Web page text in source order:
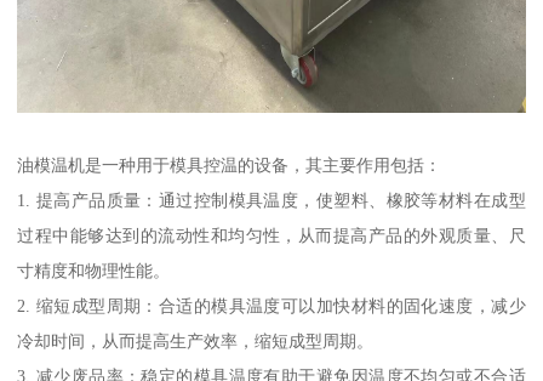
油模温机是一种用于模具控温的设备，其主要作用包括：
1. 提高产品质量：通过控制模具温度，使塑料、橡胶等材料在成型
过程中能够达到的流动性和均匀性，从而提高产品的外观质量、尺
寸精度和物理性能。
2. 缩短成型周期：合适的模具温度可以加快材料的固化速度，减少
冷却时间，从而提高生产效率，缩短成型周期。
3. 减少废品率：稳定的模具温度有助于避免因温度不均匀或不合适